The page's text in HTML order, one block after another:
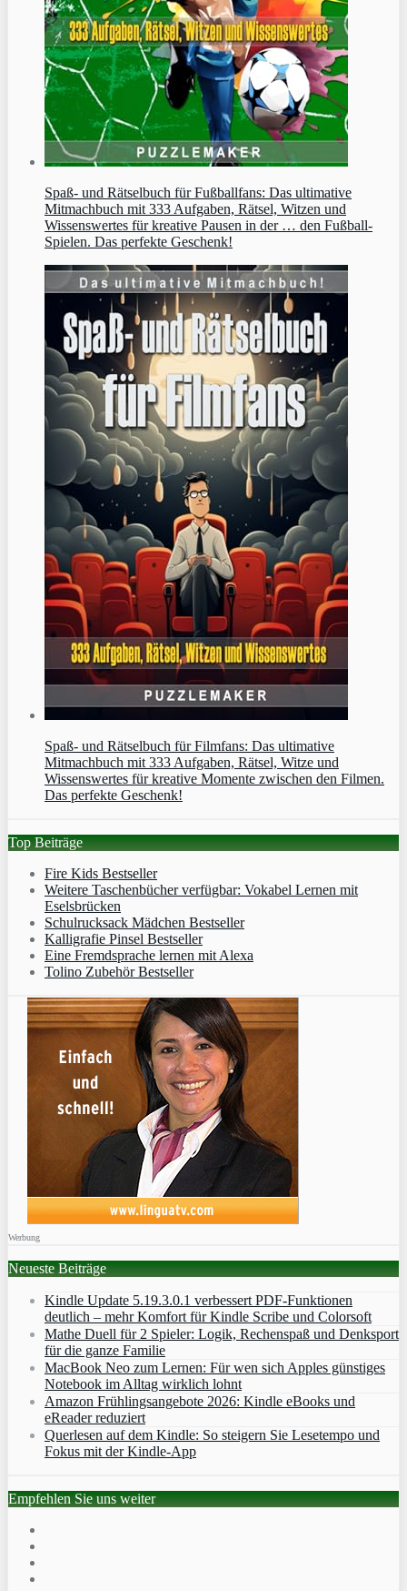
Spaß- und Rätselbuch für Fußballfans: Das ultimative
Mitmachbuch mit 333 Aufgaben, Rätsel, Witzen und
Wissenswertes für kreative Pausen in der … den Fußball-
Spielen. Das perfekte Geschenk!
Spaß- und Rätselbuch für Filmfans: Das ultimative
Mitmachbuch mit 333 Aufgaben, Rätsel, Witze und
Wissenswertes für kreative Momente zwischen den Filmen.
Das perfekte Geschenk!
Top Beiträge
Fire Kids Bestseller
Weitere Taschenbücher verfügbar: Vokabel Lernen mit
Eselsbrücken
Schulrucksack Mädchen Bestseller
Kalligrafie Pinsel Bestseller
Eine Fremdsprache lernen mit Alexa
Tolino Zubehör Bestseller
Werbung
Neueste Beiträge
Kindle Update 5.19.3.0.1 verbessert PDF-Funktionen
deutlich – mehr Komfort für Kindle Scribe und Colorsoft
Mathe Duell für 2 Spieler: Logik, Rechenspaß und Denksport
für die ganze Familie
MacBook Neo zum Lernen: Für wen sich Apples günstiges
Notebook im Alltag wirklich lohnt
Amazon Frühlingsangebote 2026: Kindle eBooks und
eReader reduziert
Querlesen auf dem Kindle: So steigern Sie Lesetempo und
Fokus mit der Kindle-App
Empfehlen Sie uns weiter